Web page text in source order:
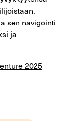
sen navigointi
ja
2025